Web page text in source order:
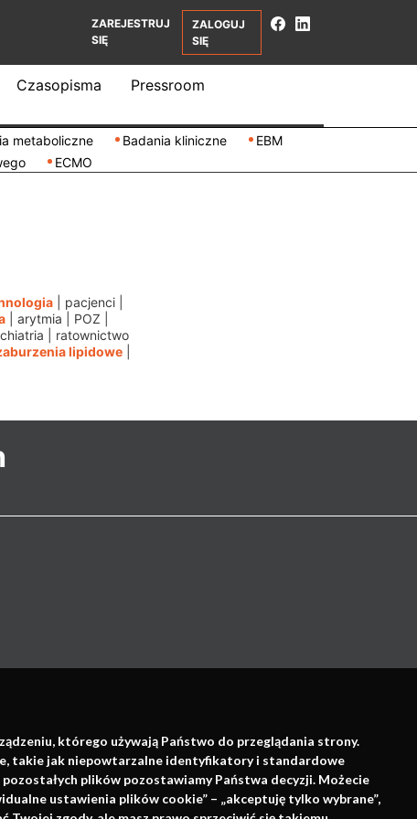
którego używają Państwo do przeglądania strony.
takie jak niepowtarzalne identyfikatory i standardowe
plików pozostawiamy Państwa decyzji. Możecie
ustawienia plików cookie” – „akceptuję tylko wybrane”,
ZAREJESTRUJ
SIĘ
ZALOGUJ
SIĘ
Czasopisma Pressroom
metaboliczne Badania kliniczne
EBM
ECMO
pacjenci
| arytmia POZ
ratownictwo
lipidowe|